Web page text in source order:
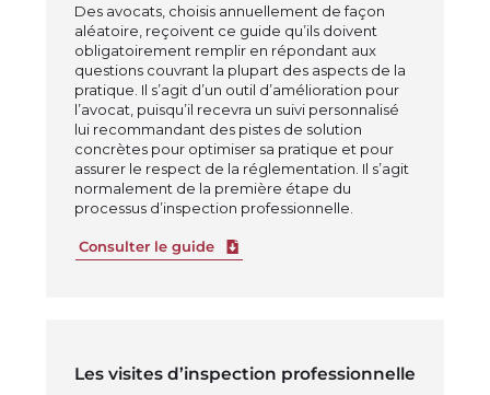
Des avocats, choisis annuellement de façon
aléatoire, reçoivent ce guide qu’ils doivent
obligatoirement remplir en répondant aux
questions couvrant la plupart des aspects de la
pratique. Il s’agit d’un outil d’amélioration pour
l’avocat, puisqu’il recevra un suivi personnalisé
lui recommandant des pistes de solution
concrètes pour optimiser sa pratique et pour
assurer le respect de la réglementation. Il s’agit
normalement de la première étape du
processus d’inspection professionnelle.
Consulter le guide Télécharger le fichier
Les visites d’inspection professionnelle